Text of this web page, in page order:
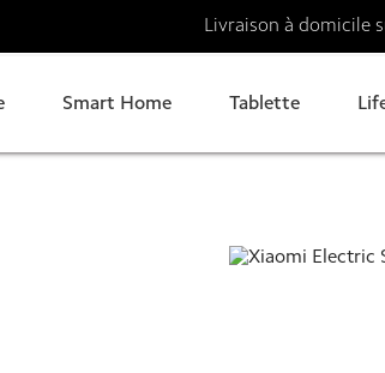
Livraison à domicile
Smart Home Tablette